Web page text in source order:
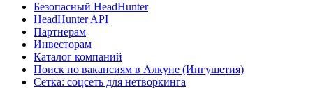
Безопасный HeadHunter
HeadHunter API
Партнерам
Инвесторам
Каталог компаний
Поиск по вакансиям в Алкуне (Ингушетия)
Сетка: соцсеть для нетворкинга